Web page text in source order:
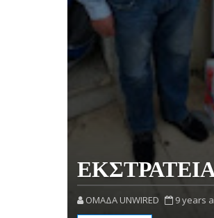
OMAΔΑ UNWIRED 9 years